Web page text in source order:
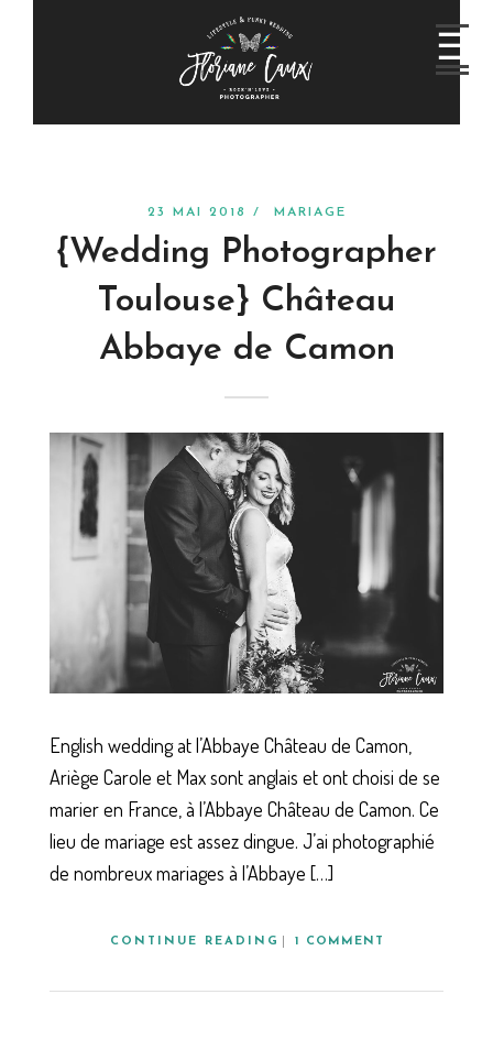
23 MAI 2018 / MARIAGE
{Wedding Photographer
Toulouse} Château
Abbaye de Camon
English wedding at l’Abbaye Château de Camon,
Ariège Carole et Max sont anglais et ont choisi de se
marier en France, à l’Abbaye Château de Camon. Ce
lieu de mariage est assez dingue. J’ai photographié
de nombreux mariages à l’Abbaye […]
CONTINUE READING 1 COMMENT